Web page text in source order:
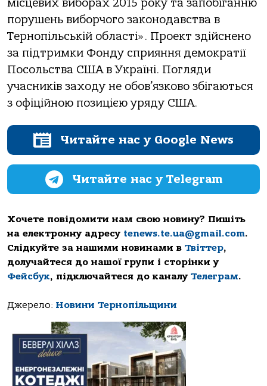
місцевих виборах 2015 року та запобіганню
порушень виборчого законодавства в
Тернопільській області». Проект здійснено
за підтримки Фонду сприяння демократії
Посольства США в Україні. Погляди
учасників заходу не обов’язково збігаються
з офіційною позицією уряду США.
Читайте нас у Google News
Читайте нас у Telegram
Хочете повідомити нам свою новину? Пишіть
на електронну адресу tenews.te.ua@gmail.com.
Слідкуйте за нашими новинами в Твіттер,
долучайтеся до нашої групи і сторінки у
Фейсбук, підключайтеся до каналу Телеграм.
Джерело: Новини Тернопільщини